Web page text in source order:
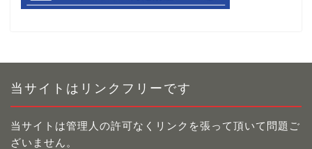
当サイトはリンクフリーです
当サイトは管理人の許可なくリンクを張って頂いて問題ご
ざいません。